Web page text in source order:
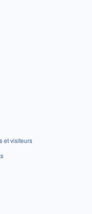
et visiteurs